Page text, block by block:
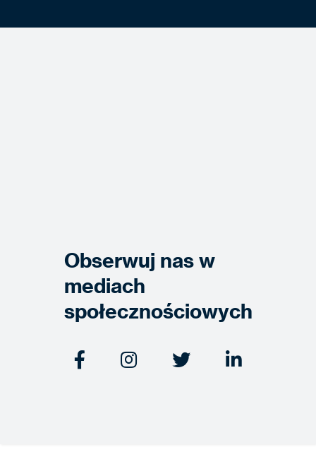
Obserwuj nas w
mediach
społecznościowych
   